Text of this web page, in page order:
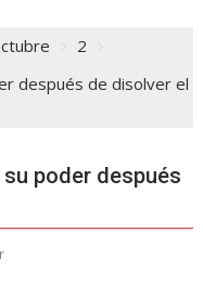
2
después de disolver el
poder después